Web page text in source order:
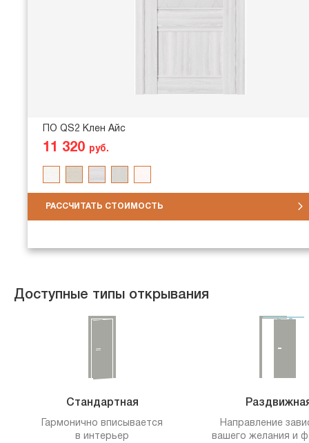
ПО QS2 Клен Айс
11 320 руб.
РАССЧИТАТЬ СТОИМОСТЬ
Доступные типы открывания
Стандартная
Гармонично вписывается
в интерьер
Направление
вашего желания и